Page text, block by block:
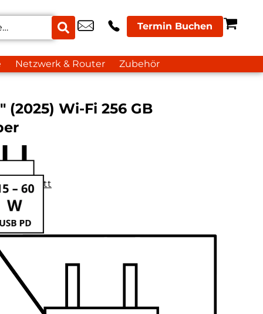
Termin Buchen
Netzwerk & Router Zubehör
(2025) Wi-Fi 256 GB